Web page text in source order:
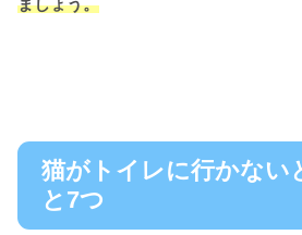
ましょう。
猫がトイレに行かない
と7つ